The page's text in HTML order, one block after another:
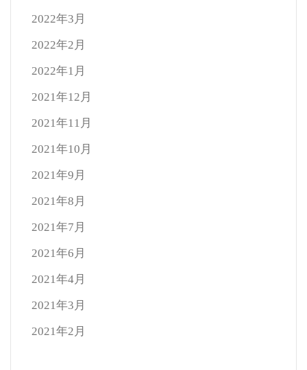
2022年3月
2022年2月
2022年1月
2021年12月
2021年11月
2021年10月
2021年9月
2021年8月
2021年7月
2021年6月
2021年4月
2021年3月
2021年2月